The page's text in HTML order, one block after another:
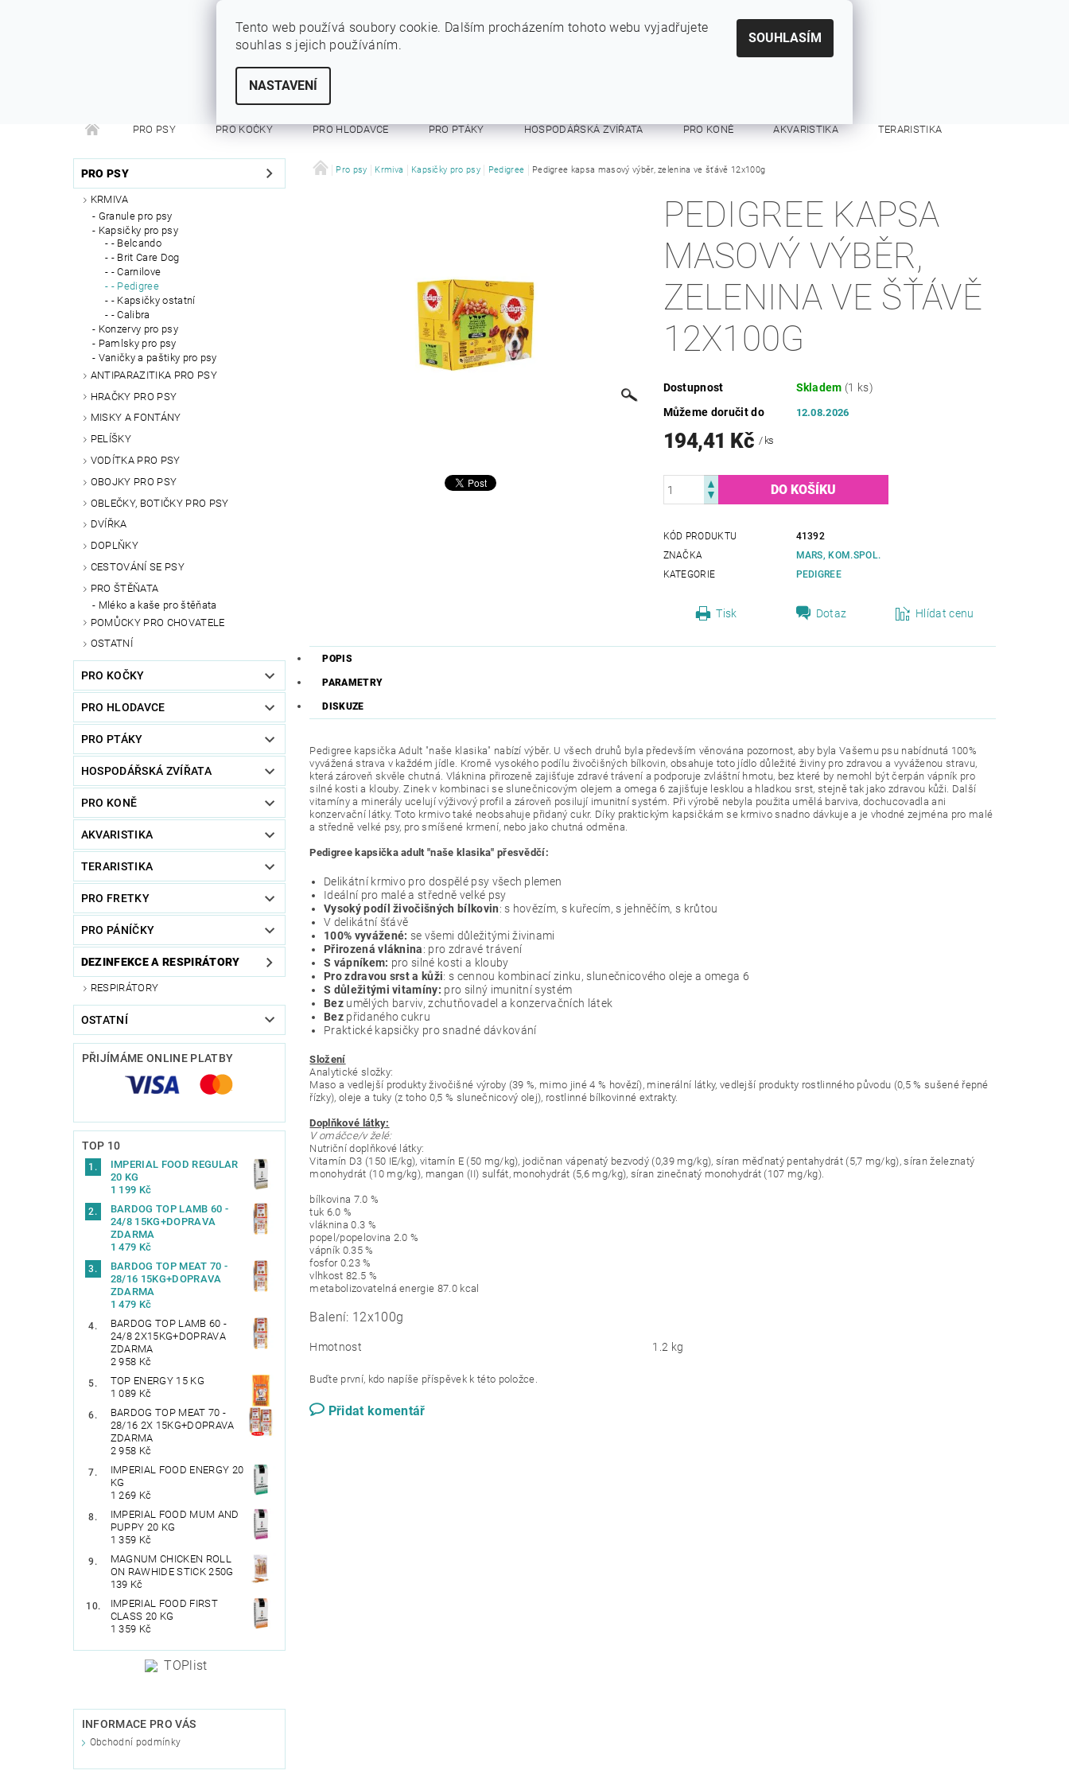
PRO PSY PRO KOČKY PRO HLODAVCE PRO PTÁKY HOSPODÁŘSKÁ ZVÍŘATA PRO KONĚ AKVARISTIKA TERARISTIKA
PRO FRETKY DEZINFEKCE A RESPIRÁTORY OSTATNÍ OBCHODNÍ PODMÍNKY KONTAKTY
PRO PSY
KRMIVA
Granule pro psy
Kapsičky pro psy
- Belcando
- Brit Care Dog
- Carnilove
- Pedigree
- Kapsičky ostatní
- Calibra
Konzervy pro psy
Pamlsky pro psy
Vaničky a paštiky pro psy
ANTIPARAZITIKA PRO PSY
HRAČKY PRO PSY
MISKY A FONTÁNY
PELÍŠKY
VODÍTKA PRO PSY
OBOJKY PRO PSY
OBLEČKY, BOTIČKY PRO PSY
DVÍŘKA
DOPLŇKY
CESTOVÁNÍ SE PSY
PRO ŠTĚŇATA
Mléko a kaše pro štěňata
POMŮCKY PRO CHOVATELE
OSTATNÍ
PRO KOČKY
PRO HLODAVCE
PRO PTÁKY
HOSPODÁŘSKÁ ZVÍŘATA
PRO KONĚ
AKVARISTIKA
TERARISTIKA
PRO FRETKY
PRO PÁNÍČKY
DEZINFEKCE A RESPIRÁTORY
RESPIRÁTORY
OSTATNÍ
PŘIJÍMÁME ONLINE PLATBY
TOP 10
IMPERIAL FOOD REGULAR
20 KG
1 199 Kč
BARDOG TOP LAMB 60 -
24/8 15KG+DOPRAVA
ZDARMA
1 479 Kč
BARDOG TOP MEAT 70 -
28/16 15KG+DOPRAVA
ZDARMA
1 479 Kč
BARDOG TOP LAMB 60 -
24/8 2X15KG+DOPRAVA
ZDARMA
2 958 Kč
TOP ENERGY 15 KG
1 089 Kč
BARDOG TOP MEAT 70 -
28/16 2X 15KG+DOPRAVA
ZDARMA
2 958 Kč
IMPERIAL FOOD ENERGY 20
KG
1 269 Kč
IMPERIAL FOOD MUM AND
PUPPY 20 KG
1 359 Kč
MAGNUM CHICKEN ROLL
ON RAWHIDE STICK 250G
139 Kč
IMPERIAL FOOD FIRST
CLASS 20 KG
1 359 Kč
INFORMACE PRO VÁS
Obchodní podmínky
Pro psy Krmiva Kapsičky pro psy Pedigree Pedigree kapsa masový výběr, zelenina ve šťávě 12x100g
PEDIGREE KAPSA
MASOVÝ VÝBĚR,
ZELENINA VE ŠŤÁVĚ
12X100G
Dostupnost Skladem (1 ks)
Můžeme doručit do
12.08.2026
194,41 Kč / ks
KÓD PRODUKTU
41392
ZNAČKA
MARS, KOM.SPOL.
KATEGORIE
PEDIGREE
Tisk Dotaz Hlídat cenu
POPIS
PARAMETRY
DISKUZE
Pedigree kapsička Adult "naše klasika" nabízí výběr. U všech druhů byla především věnována pozornost, aby byla Vašemu psu nabídnutá 100%
vyvážená strava v každém jídle. Kromě vysokého podílu živočišných bílkovin, obsahuje toto jídlo důležité živiny pro zdravou a vyváženou stravu,
která zároveň skvěle chutná. Vláknina přirozeně zajišťuje zdravé trávení a podporuje zvláštní hmotu, bez které by nemohl být čerpán vápník pro
silné kosti a klouby. Zinek v kombinaci se slunečnicovým olejem a omega 6 zajišťuje lesklou a hladkou srst, stejně tak jako zdravou kůži. Další
vitamíny a minerály ucelují výživový profil a zároveň posilují imunitní systém. Při výrobě nebyla použita umělá barviva, dochucovadla ani
konzervační látky. Toto krmivo také neobsahuje přidaný cukr. Díky praktickým kapsičkám se krmivo snadno dávkuje a je vhodné zejména pro malé
a středně velké psy, pro smíšené krmení, nebo jako chutná odměna.
Pedigree kapsička adult "naše klasika" přesvědčí:
Delikátní krmivo pro dospělé psy všech plemen
Ideální pro malé a středně velké psy
Vysoký podíl živočišných bílkovin: s hovězím, s kuřecím, s jehněčím, s krůtou
V delikátní šťávě
100% vyvážené: se všemi důležitými živinami
Přirozená vláknina: pro zdravé trávení
S vápníkem: pro silné kosti a klouby
Pro zdravou srst a kůži: s cennou kombinací zinku, slunečnicového oleje a omega 6
S důležitými vitamíny: pro silný imunitní systém
Bez umělých barviv, zchutňovadel a konzervačních látek
Bez přidaného cukru
Praktické kapsičky pro snadné dávkování
Složení
Analytické složky:
Maso a vedlejší produkty živočišné výroby (39 %, mimo jiné 4 % hovězí), minerální látky, vedlejší produkty rostlinného původu (0,5 % sušené řepné
řízky), oleje a tuky (z toho 0,5 % slunečnicový olej), rostlinné bílkovinné extrakty.
Doplňkové látky:
V omáčce/v želé:
Nutriční doplňkové látky:
Vitamín D3 (150 IE/kg), vitamín E (50 mg/kg), jodičnan vápenatý bezvodý (0,39 mg/kg), síran měďnatý pentahydrát (5,7 mg/kg), síran železnatý
monohydrát (10 mg/kg), mangan (II) sulfát, monohydrát (5,6 mg/kg), síran zinečnatý monohydrát (107 mg/kg).
bílkovina 7.0 %
tuk 6.0 %
vláknina 0.3 %
popel/popelovina 2.0 %
vápník 0.35 %
fosfor 0.23 %
vlhkost 82.5 %
metabolizovatelná energie 87.0 kcal
Balení: 12x100g
Hmotnost 1.2 kg
Buďte první, kdo napíše příspěvek k této položce.
Přidat komentář
Tento web používá soubory cookie. Dalším procházením tohoto webu vyjadřujete
souhlas s jejich používáním.
NASTAVENÍ
SOUHLASÍM